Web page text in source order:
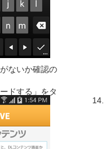
ないか確認の
ドする」をタ
14.